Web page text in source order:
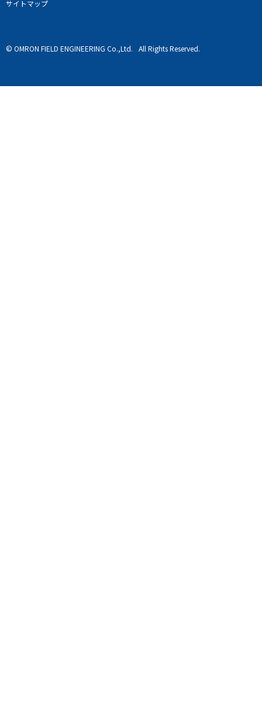
サイトマップ
© OMRON FIELD ENGINEERING Co.,Ltd. All Rights Reserved.